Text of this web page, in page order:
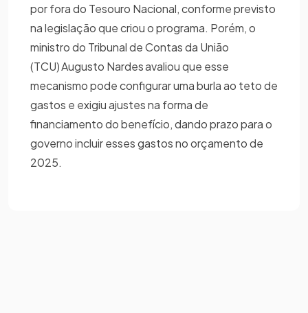
por fora do Tesouro Nacional, conforme previsto
na legislação que criou o programa. Porém, o
ministro do Tribunal de Contas da União
(TCU) Augusto Nardes avaliou que esse
mecanismo pode configurar uma burla ao teto de
gastos e exigiu ajustes na forma de
financiamento do benefício, dando prazo para o
governo incluir esses gastos no orçamento de
2025.